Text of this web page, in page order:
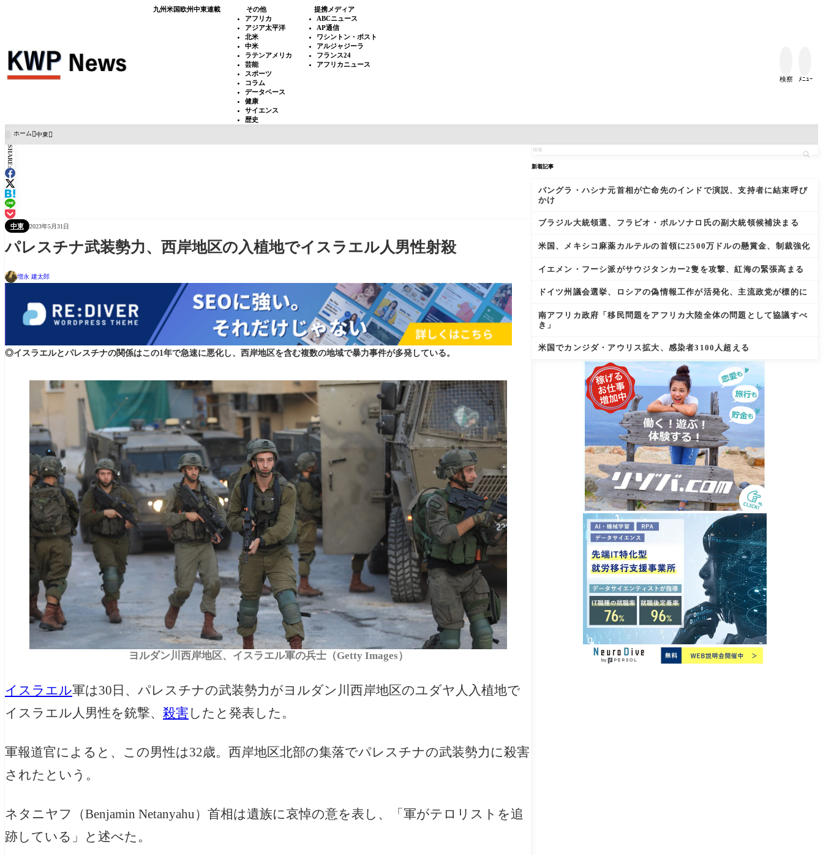
九州米国欧州中東連載
その他
アフリカ
アジア太平洋
北米
中米
ラテンアメリカ
芸能
スポーツ
コラム
データベース
健康
サイエンス
歴史
提携メディア
ABCニュース
AP通信
ワシントン・ポスト
アルジャジーラ
フランス24
アフリカニュース
検察 ﾒﾆｭｰ
ホーム 中東
SHARE:
中東 2023年5月31日
パレスチナ武装勢力、西岸地区の入植地でイスラエル人男性射殺
増永 建太郎
◎イスラエルとパレスチナの関係はこの1年で急速に悪化し、西岸地区を含む複数の地域で暴力事件が多発している。
ヨルダン川西岸地区、イスラエル軍の兵士（Getty Images）
イスラエル軍は30日、パレスチナの武装勢力がヨルダン川西岸地区のユダヤ人入植地で
イスラエル人男性を銃撃、 殺害 したと発表した。
軍報道官によると、この男性は32歳。西岸地区北部の集落でパレスチナの武装勢力に殺害
されたという。
ネタニヤフ（Benjamin Netanyahu）首相は遺族に哀悼の意を表し、「軍がテロリストを追
跡している」と述べた。
新着記事
バングラ・ハシナ元首相が亡命先のインドで演説、支持者に結束呼び
かけ
ブラジル大統領選、フラビオ・ボルソナロ氏の副大統領候補決まる
米国、メキシコ麻薬カルテルの首領に2500万ドルの懸賞金、制裁強化
イエメン・フーシ派がサウジタンカー2隻を攻撃、紅海の緊張高まる
ドイツ州議会選挙、ロシアの偽情報工作が活発化、主流政党が標的に
南アフリカ政府「移民問題をアフリカ大陸全体の問題として協議すべ
き」
米国でカンジダ・アウリス拡大、感染者3100人超える